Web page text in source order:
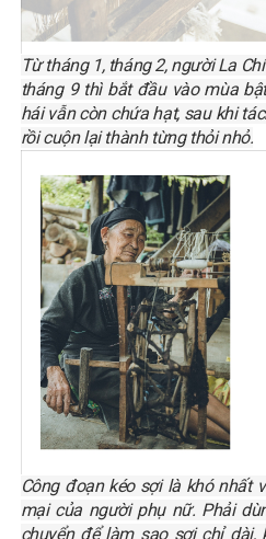
Từ tháng 1, tháng 2, người La
tháng 9 thì bắt đầu vào mùa
hái vẫn còn chứa hạt, sau khi
rồi cuộn lại thành từng thỏi nhỏ.
Công đoạn kéo sợi là khó nhất
mại của người phụ nữ. Phải
chuyển để làm sao sợi chỉ dài,